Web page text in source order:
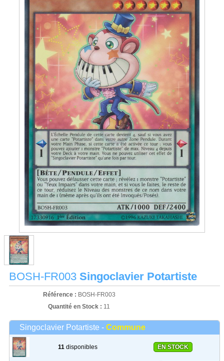
BOSH-FR003 Singoclavier Potartiste
Référence : BOSH-FR003
Quantité en Stock : 11
Singoclavier Potartiste - Commune
11 disponibles EN STOCK